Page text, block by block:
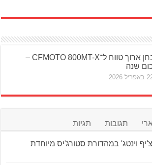
מבחן ארוך טווח ל־CFMOTO 800MT-X –
שנה
2026
תגובות תגיות
וינטג' במהדורת סטורג'יס מיוחדת